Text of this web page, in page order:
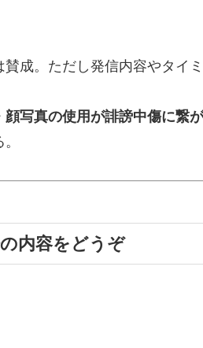
成。ただし発信内容やタイミ
顔写真の使用が誹謗中傷に繋
内容をどうぞ